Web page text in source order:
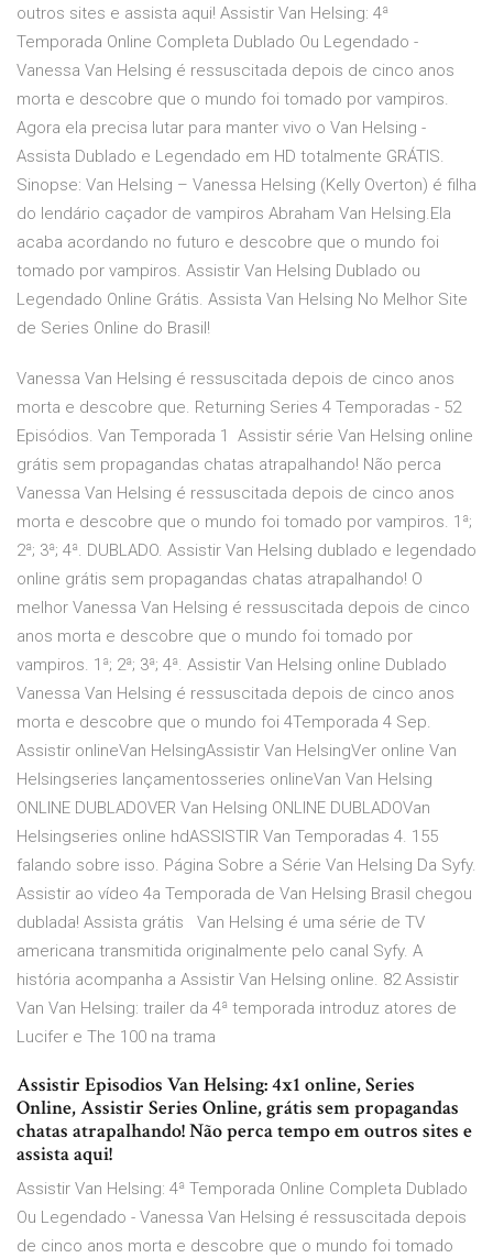
outros sites e assista aqui! Assistir Van Helsing: 4ª
Temporada Online Completa Dublado Ou Legendado -
Vanessa Van Helsing é ressuscitada depois de cinco anos
morta e descobre que o mundo foi tomado por vampiros.
Agora ela precisa lutar para manter vivo o Van Helsing -
Assista Dublado e Legendado em HD totalmente GRÁTIS.
Sinopse: Van Helsing – Vanessa Helsing (Kelly Overton) é filha
do lendário caçador de vampiros Abraham Van Helsing.Ela
acaba acordando no futuro e descobre que o mundo foi
tomado por vampiros. Assistir Van Helsing Dublado ou
Legendado Online Grátis. Assista Van Helsing No Melhor Site
de Series Online do Brasil!
Vanessa Van Helsing é ressuscitada depois de cinco anos
morta e descobre que. Returning Series 4 Temporadas - 52
Episódios. Van Temporada 1 Assistir série Van Helsing online
grátis sem propagandas chatas atrapalhando! Não perca
Vanessa Van Helsing é ressuscitada depois de cinco anos
morta e descobre que o mundo foi tomado por vampiros. 1ª;
2ª; 3ª; 4ª. DUBLADO. Assistir Van Helsing dublado e legendado
online grátis sem propagandas chatas atrapalhando! O
melhor Vanessa Van Helsing é ressuscitada depois de cinco
anos morta e descobre que o mundo foi tomado por
vampiros. 1ª; 2ª; 3ª; 4ª. Assistir Van Helsing online Dublado
Vanessa Van Helsing é ressuscitada depois de cinco anos
morta e descobre que o mundo foi 4Temporada 4 Sep.
Assistir onlineVan HelsingAssistir Van HelsingVer online Van
Helsingseries lançamentosseries onlineVan Van Helsing
ONLINE DUBLADOVER Van Helsing ONLINE DUBLADOVan
Helsingseries online hdASSISTIR Van Temporadas 4. 155
falando sobre isso. Página Sobre a Série Van Helsing Da Syfy.
Assistir ao vídeo 4a Temporada de Van Helsing Brasil chegou
dublada! Assista grátis Van Helsing é uma série de TV
americana transmitida originalmente pelo canal Syfy. A
história acompanha a Assistir Van Helsing online. 82 Assistir
Van Van Helsing: trailer da 4ª temporada introduz atores de
Lucifer e The 100 na trama
Assistir Episodios Van Helsing: 4x1 online, Series
Online, Assistir Series Online, grátis sem propagandas
chatas atrapalhando! Não perca tempo em outros sites e
assista aqui!
Assistir Van Helsing: 4ª Temporada Online Completa Dublado
Ou Legendado - Vanessa Van Helsing é ressuscitada depois
de cinco anos morta e descobre que o mundo foi tomado